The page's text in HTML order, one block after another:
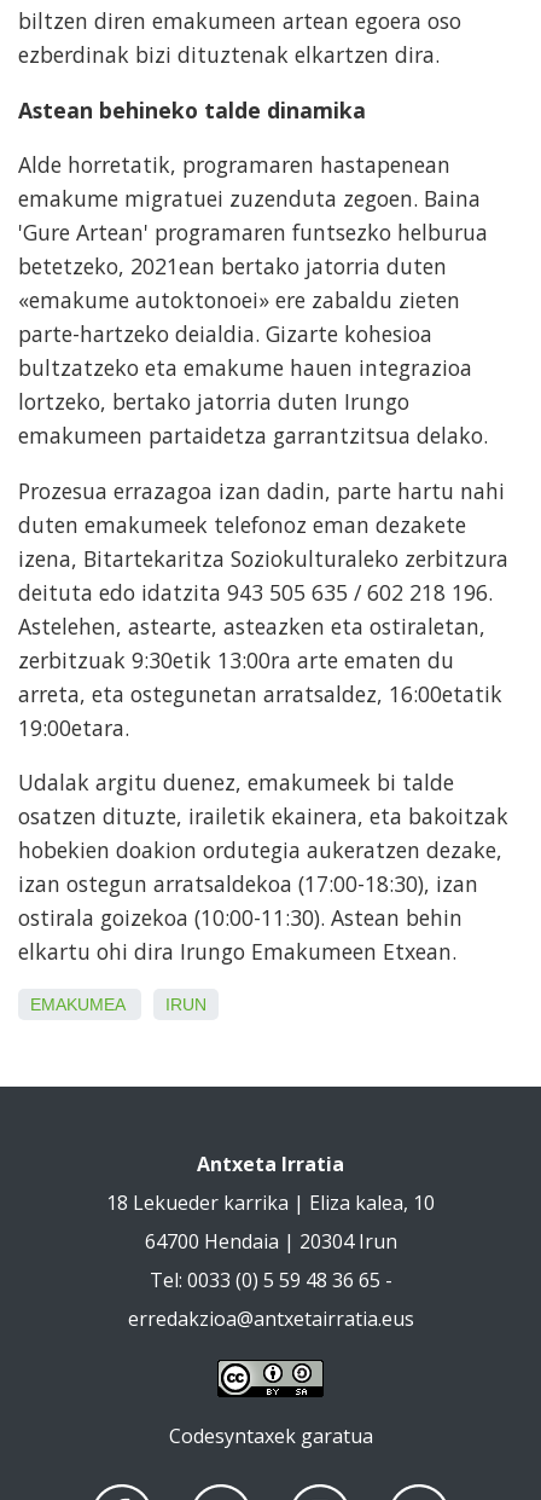
biltzen diren emakumeen artean egoera oso
ezberdinak bizi dituztenak elkartzen dira.
Astean behineko talde dinamika
Alde horretatik, programaren hastapenean
emakume migratuei zuzenduta zegoen. Baina
'Gure Artean' programaren funtsezko helburua
betetzeko, 2021ean bertako jatorria duten
«emakume autoktonoei» ere zabaldu zieten
parte-hartzeko deialdia. Gizarte kohesioa
bultzatzeko eta emakume hauen integrazioa
lortzeko, bertako jatorria duten Irungo
emakumeen partaidetza garrantzitsua delako.
Prozesua errazagoa izan dadin, parte hartu nahi
duten emakumeek telefonoz eman dezakete
izena, Bitartekaritza Soziokulturaleko zerbitzura
deituta edo idatzita 943 505 635 / 602 218 196.
Astelehen, astearte, asteazken eta ostiraletan,
zerbitzuak 9:30etik 13:00ra arte ematen du
arreta, eta ostegunetan arratsaldez, 16:00etatik
19:00etara.
Udalak argitu duenez, emakumeek bi talde
osatzen dituzte, irailetik ekainera, eta bakoitzak
hobekien doakion ordutegia aukeratzen dezake,
izan ostegun arratsaldekoa (17:00-18:30), izan
ostirala goizekoa (10:00-11:30). Astean behin
elkartu ohi dira Irungo Emakumeen Etxean.
EMAKUMEA IRUN
Antxeta Irratia
18 Lekueder karrika | Eliza kalea, 10
64700 Hendaia | 20304 Irun
Tel: 0033 (0) 5 59 48 36 65 -
erredakzioa@antxetairratia.eus
Codesyntaxek garatua